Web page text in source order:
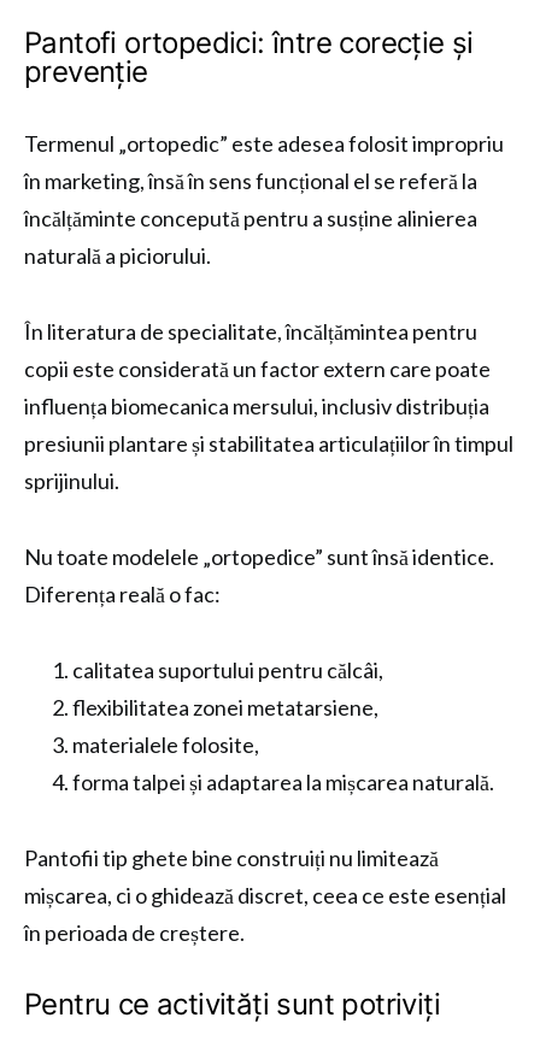
Pantofi ortopedici: între corecție și
prevenție
Termenul „ortopedic” este adesea folosit impropriu
în marketing, însă în sens funcțional el se referă la
încălțăminte concepută pentru a susține alinierea
naturală a piciorului.
În literatura de specialitate, încălțămintea pentru
copii este considerată un factor extern care poate
influența biomecanica mersului, inclusiv distribuția
presiunii plantare și stabilitatea articulațiilor în timpul
sprijinului.
Nu toate modelele „ortopedice” sunt însă identice.
Diferența reală o fac:
calitatea suportului pentru călcâi,
flexibilitatea zonei metatarsiene,
materialele folosite,
forma talpei și adaptarea la mișcarea naturală.
Pantofii tip ghete bine construiți nu limitează
mișcarea, ci o ghidează discret, ceea ce este esențial
în perioada de creștere.
Pentru ce activități sunt potriviți